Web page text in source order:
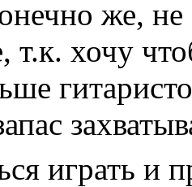
же, не
т.к. хочу
играть и